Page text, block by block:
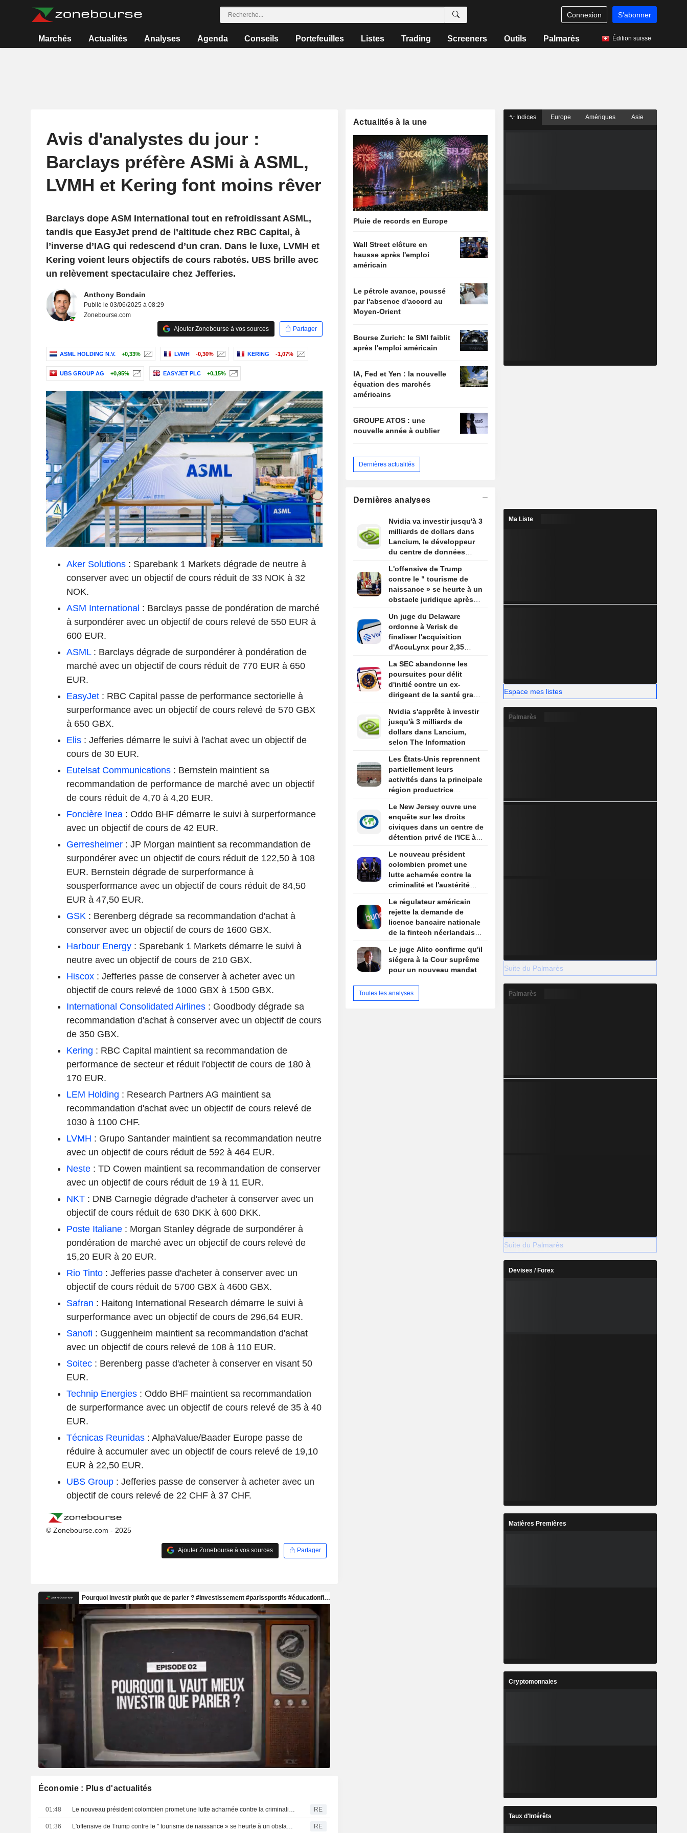
Connexion S'abonner
Marchés Actualités Analyses Agenda Conseils Portefeuilles Listes Trading Screeners Outils Palmarès Édition suisse
Avis d'analystes du jour :
Barclays préfère ASMi à ASML,
LVMH et Kering font moins rêver
Barclays dope ASM International tout en refroidissant ASML,
tandis que EasyJet prend de l’altitude chez RBC Capital, à
l’inverse d’IAG qui redescend d’un cran. Dans le luxe, LVMH et
Kering voient leurs objectifs de cours rabotés. UBS brille avec
un relèvement spectaculaire chez Jefferies.
Anthony Bondain
Publié le 03/06/2025 à 08:29
Zonebourse.com
Ajouter Zonebourse à vos sources
Partager
ASML HOLDING N.V. +0,33% LVMH -0,30% KERING -1,07%
UBS GROUP AG +0,95% EASYJET PLC +0,15%
Aker Solutions: Sparebank 1 Markets dégrade de neutre à
conserver avec un objectif de cours réduit de 33 NOK à 32
NOK.
ASM International : Barclays passe de pondération de marché
à surpondérer avec un objectif de cours relevé de 550 EUR à
600 EUR.
ASML: Barclays dégrade de surpondérer à pondération de
marché avec un objectif de cours réduit de 770 EUR à 650
EUR.
EasyJet: RBC Capital passe de performance sectorielle à
surperformance avec un objectif de cours relevé de 570 GBX
à 650 GBX.
Elis: Jefferies démarre le suivi à l'achat avec un objectif de
cours de 30 EUR.
Eutelsat Communications: Bernstein maintient sa
recommandation de performance de marché avec un objectif
de cours réduit de 4,70 à 4,20 EUR.
Foncière Inea: Oddo BHF démarre le suivi à surperformance
avec un objectif de cours de 42 EUR.
Gerresheimer: JP Morgan maintient sa recommandation de
surpondérer avec un objectif de cours réduit de 122,50 à 108
EUR. Bernstein dégrade de surperformance à
sousperformance avec un objectif de cours réduit de 84,50
EUR à 47,50 EUR.
GSK : Berenberg dégrade sa recommandation d'achat à
conserver avec un objectif de cours de 1600 GBX.
Harbour Energy: Sparebank 1 Markets démarre le suivi à
neutre avec un objectif de cours de 210 GBX.
Hiscox: Jefferies passe de conserver à acheter avec un
objectif de cours relevé de 1000 GBX à 1500 GBX.
International Consolidated Airlines: Goodbody dégrade sa
recommandation d'achat à conserver avec un objectif de cours
de 350 GBX.
Kering : RBC Capital maintient sa recommandation de
performance de secteur et réduit l'objectif de cours de 180 à
170 EUR.
LEM Holding : Research Partners AG maintient sa
recommandation d'achat avec un objectif de cours relevé de
1030 à 1100 CHF.
LVMH : Grupo Santander maintient sa recommandation neutre
avec un objectif de cours réduit de 592 à 464 EUR.
Neste: TD Cowen maintient sa recommandation de conserver
avec un objectif de cours réduit de 19 à 11 EUR.
NKT: DNB Carnegie dégrade d'acheter à conserver avec un
objectif de cours réduit de 630 DKK à 600 DKK.
Poste Italiane: Morgan Stanley dégrade de surpondérer à
pondération de marché avec un objectif de cours relevé de
15,20 EUR à 20 EUR.
Rio Tinto: Jefferies passe d'acheter à conserver avec un
objectif de cours réduit de 5700 GBX à 4600 GBX.
Safran : Haitong International Research démarre le suivi à
surperformance avec un objectif de cours de 296,64 EUR.
Sanofi : Guggenheim maintient sa recommandation d'achat
avec un objectif de cours relevé de 108 à 110 EUR.
Soitec: Berenberg passe d'acheter à conserver en visant 50
EUR.
Technip Energies: Oddo BHF maintient sa recommandation
de surperformance avec un objectif de cours relevé de 35 à 40
EUR.
Técnicas Reunidas: AlphaValue/Baader Europe passe de
réduire à accumuler avec un objectif de cours relevé de 19,10
EUR à 22,50 EUR.
UBS Group: Jefferies passe de conserver à acheter avec un
objectif de cours relevé de 22 CHF à 37 CHF.
© Zonebourse.com - 2025
Ajouter Zonebourse à vos sources Partager
Économie : Plus d'actualités
01:48 Le nouveau président colombien promet une lutte acharnée contre la criminalité et l'austérité budgétaire lors de son discours d'investiture RE
01:36 L'offensive de Trump contre le " tourisme de naissance » se heurte à un obstacle juridique après un arrêt de la Cour suprême RE
Actualités à la une
Pluie de records en Europe
Wall Street clôture en
hausse après l'emploi
américain
Le pétrole avance, poussé
par l'absence d'accord au
Moyen-Orient
Bourse Zurich: le SMI faiblit
après l'emploi américain
IA, Fed et Yen : la nouvelle
équation des marchés
américains
GROUPE ATOS : une
nouvelle année à oublier
Dernières actualités
Dernières analyses
Nvidia va investir jusqu'à 3
milliards de dollars dans
Lancium, le développeur
du centre de données
Information
L'offensive de Trump
contre le " tourisme de
naissance » se heurte à un
obstacle juridique après
suprême
Un juge du Delaware
ordonne à Verisk de
finaliser l'acquisition
d'AccuLynx pour 2,35
La SEC abandonne les
poursuites pour délit
d'initié contre un ex-
dirigeant de la santé gracié
Nvidia s'apprête à investir
jusqu'à 3 milliards de
dollars dans Lancium,
selon The Information
Les États-Unis reprennent
partiellement leurs
activités dans la principale
région productrice
Le New Jersey ouvre une
enquête sur les droits
civiques dans un centre de
détention privé de l'ICE à
Le nouveau président
colombien promet une
lutte acharnée contre la
criminalité et l'austérité
discours d'investiture
Le régulateur américain
rejette la demande de
licence bancaire nationale
de la fintech néerlandaise
Le juge Alito confirme qu'il
siégera à la Cour suprême
pour un nouveau mandat
Toutes les analyses
Indices Europe Amériques Asie
Ma Liste
Espace mes listes
Palmarès
Suite du Palmarès
Palmarès
Suite du Palmarès
Devises / Forex
Matières Premières
Cryptomonnaies
Taux d'Intérêts